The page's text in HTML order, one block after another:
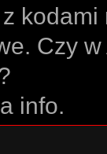
kodami
Czy
info.